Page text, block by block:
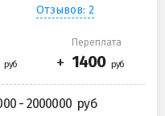
Отзывов: 2
Переплата
- 2000000